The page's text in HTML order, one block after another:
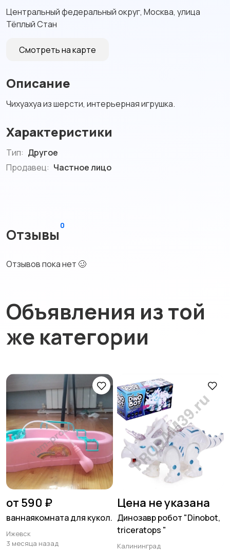
Центральный федеральный округ, Москва, улица
Тёплый Стан
Смотреть на карте
Описание
Чихуахуа из шерсти, интерьерная игрушка.
Характеристики
Тип: Другое
Продавец: Частное лицо
Отзывы
0
Отзывов пока нет 🥴
Объявления из той
же категории
от 590 ₽
ваннаякомната для кукол.
Ижевск
3 месяца назад
Цена не указана
Динозавр робот "Dinobot,
triceratops "
Калининград